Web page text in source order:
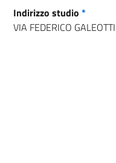
Indirizzo studio *
VIA FEDERICO